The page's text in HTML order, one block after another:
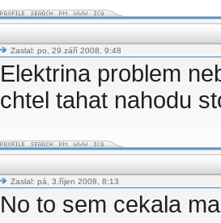
Zaslal: po, 29.září 2008, 9:48
Elektrina problem
chtel tahat nahodu
Zaslal: pá, 3.říjen 2008, 8:13
No to sem cekala